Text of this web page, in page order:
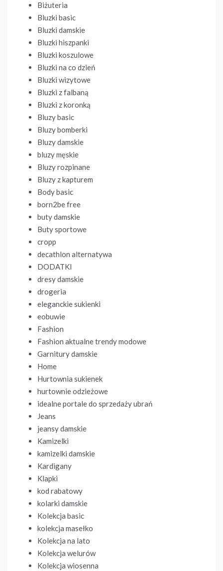
Biżuteria
Bluzki basic
Bluzki damskie
Bluzki hiszpanki
Bluzki koszulowe
Bluzki na co dzień
Bluzki wizytowe
Bluzki z falbaną
Bluzki z koronką
Bluzy basic
Bluzy bomberki
Bluzy damskie
bluzy męskie
Bluzy rozpinane
Bluzy z kapturem
Body basic
born2be free
buty damskie
Buty sportowe
cropp
decathlon alternatywa
DODATKI
dresy damskie
drogeria
eleganckie sukienki
eobuwie
Fashion
Fashion aktualne trendy modowe
Garnitury damskie
Home
Hurtownia sukienek
hurtownie odzieżowe
idealne portale do sprzedaży ubrań
Jeans
jeansy damskie
Kamizelki
kamizelki damskie
Kardigany
Klapki
kod rabatowy
kolarki damskie
Kolekcja basic
kolekcja masełko
Kolekcja na lato
Kolekcja welurów
Kolekcja wiosenna